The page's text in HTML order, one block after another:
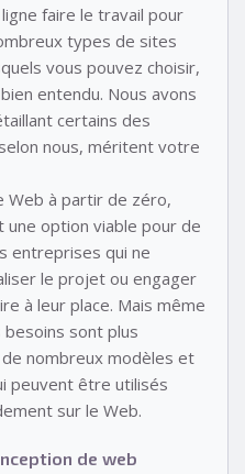
faire le travail pour
types de sites
vous pouvez choisir,
entendu. Nous avons
certains des
nous, méritent votre
Web à partir de zéro,
option viable pour de
entreprises qui ne
le projet ou engager
à leur place. Mais même
sont plus
nombreux modèles et
peuvent être utilisés
sur le Web.
de web